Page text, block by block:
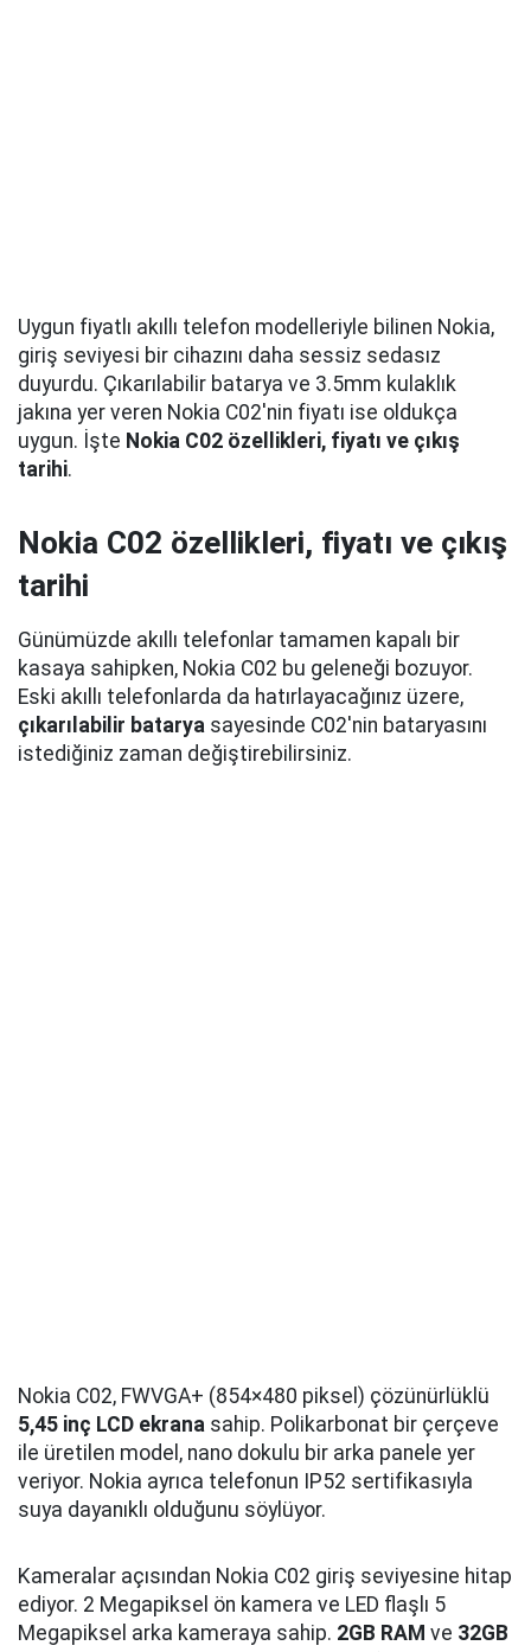
Uygun fiyatlı akıllı telefon modelleriyle bilinen Nokia,
giriş seviyesi bir cihazını daha sessiz sedasız
duyurdu. Çıkarılabilir batarya ve 3.5mm kulaklık
jakına yer veren Nokia C02'nin fiyatı ise oldukça
uygun. İşte Nokia C02 özellikleri, fiyatı ve çıkış
tarihi.
Nokia C02 özellikleri, fiyatı ve çıkış
tarihi
Günümüzde akıllı telefonlar tamamen kapalı bir
kasaya sahipken, Nokia C02 bu geleneği bozuyor.
Eski akıllı telefonlarda da hatırlayacağınız üzere,
çıkarılabilir batarya sayesinde C02'nin bataryasını
istediğiniz zaman değiştirebilirsiniz.
Nokia C02, FWVGA+ (854×480 piksel) çözünürlüklü
5,45 inç LCD ekrana sahip. Polikarbonat bir çerçeve
ile üretilen model, nano dokulu bir arka panele yer
veriyor. Nokia ayrıca telefonun IP52 sertifikasıyla
suya dayanıklı olduğunu söylüyor.
Kameralar açısından Nokia C02 giriş seviyesine hitap
ediyor. 2 Megapiksel ön kamera ve LED flaşlı 5
Megapiksel arka kameraya sahip. 2GB RAM ve 32GB